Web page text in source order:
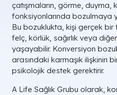
çatışmaların, görme, duyma,
fonksiyonlarında bozulmaya
Bu bozuklukta, kişi gerçek bir
felç, körlük, sağırlık veya
yaşayabilir. Konversiyon
arasındaki karmaşık ilişkinin
psikolojik destek gerektirir.
A Life Sağlık Grubu olarak,